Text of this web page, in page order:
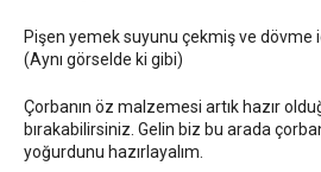
Pişen yemek suyunu çekmiş ve dövme
(Aynı görselde ki gibi)
Çorbanın öz malzemesi artık hazır
bırakabilirsiniz. Gelin biz bu arada
yoğurdunu hazırlayalım.